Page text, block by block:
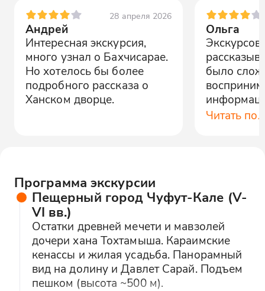
28 апреля 2026
Андрей
Интересная экскурсия,
много узнал о Бахчисарае.
Но хотелось бы более
подробного рассказа о
Ханском дворце.
Ольга
было
Читать
Программа экскурсии
Пещерный город Чуфут-Кале (V-
VI вв.)
Остатки древней мечети и мавзолей
дочери хана Тохтамыша. Караимские
кенассы и жилая усадьба. Панорамный
вид на долину и Давлет Сарай. Подъем
пешком (высота ~500 м).